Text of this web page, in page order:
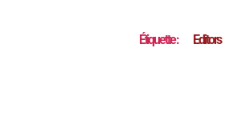
Étiquette : Editors